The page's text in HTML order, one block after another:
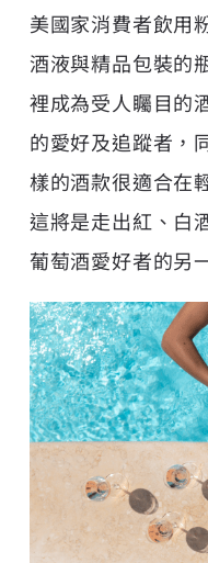
美國家消費者飲用
酒液與精品包裝的
裡成為受人矚目的
的愛好及追蹤者，
樣的酒款很適合在
這將是走出紅、白
葡萄酒愛好者的另